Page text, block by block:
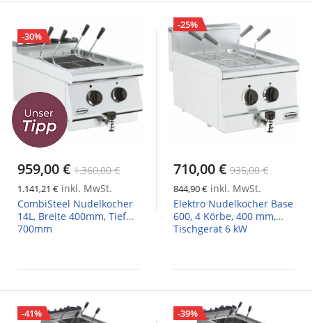
-30%
959,00 € 1.360,00 €
1.141,21 € inkl. MwSt.
CombiSteel Nudelkocher
14L, Breite 400mm, Tiefe
700mm
-25%
710,00 € 935,00 €
844,90 € inkl. MwSt.
Elektro Nudelkocher Base
600, 4 Körbe, 400 mm,
Tischgerät 6 kW
-41% -39%